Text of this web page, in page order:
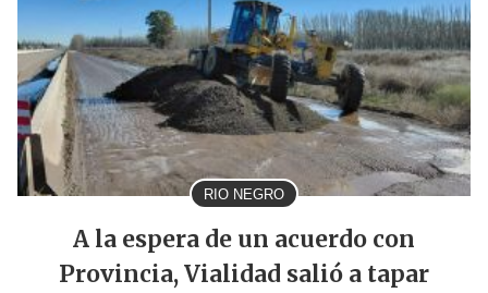
RIO NEGRO
A la espera de un acuerdo con
Provincia, Vialidad salió a tapar